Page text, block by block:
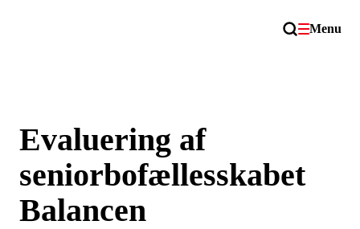
Menu
Evaluering af
seniorbofællesskabet
Balancen